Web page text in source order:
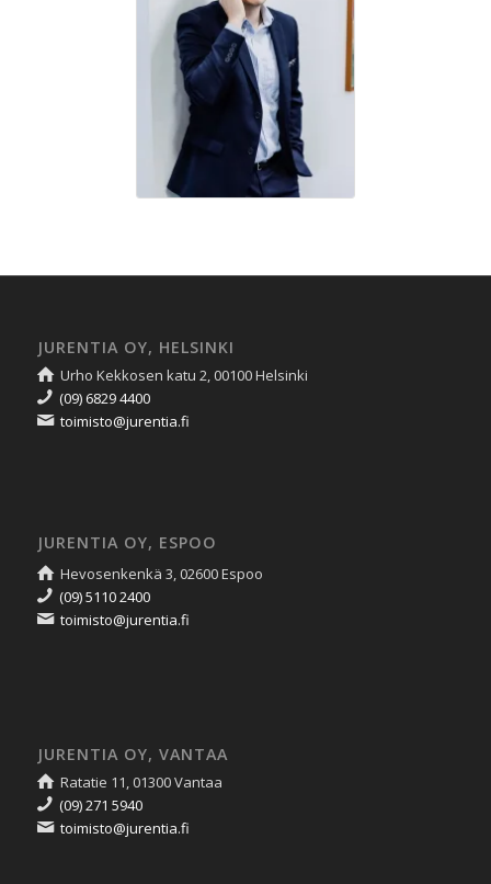
JURENTIA OY, HELSINKI
Urho Kekkosen katu 2, 00100 Helsinki
(09) 6829 4400
toimisto@jurentia.fi
JURENTIA OY, ESPOO
Hevosenkenkä 3, 02600 Espoo
(09) 5110 2400
toimisto@jurentia.fi
JURENTIA OY, VANTAA
Ratatie 11, 01300 Vantaa
(09) 271 5940
toimisto@jurentia.fi